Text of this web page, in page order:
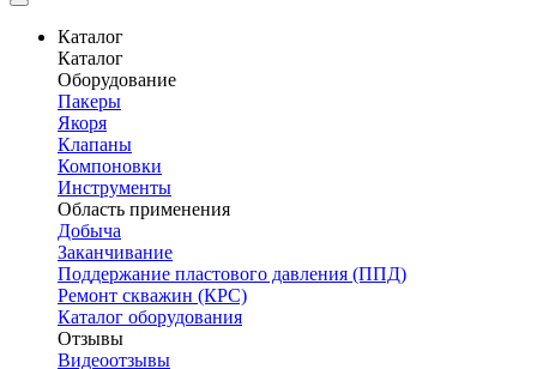
Каталог
Каталог
Оборудование
Пакеры
Якоря
Клапаны
Компоновки
Инструменты
Область применения
Добыча
Заканчивание
Поддержание пластового давления (ППД)
Ремонт скважин (КРС)
Каталог оборудования
Отзывы
Видеоотзывы